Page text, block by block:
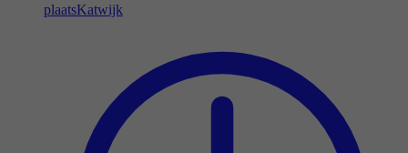
plaatsKatwijk